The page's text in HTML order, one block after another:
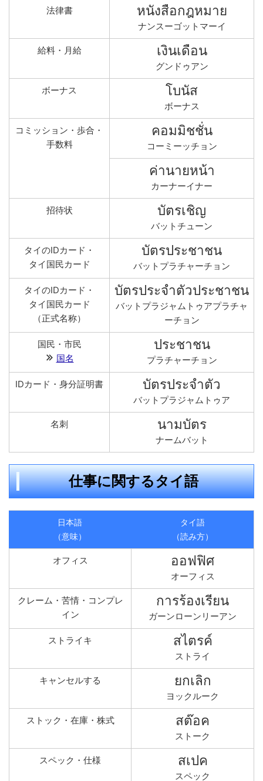
法律書 หนังสือกฎหมาย
ナンスーゴットマーイ
給料・月給 เงินเดือน
グンドゥアン
ボーナス โบนัส
ボーナス
コミッション・歩合・
手数料
คอมมิชชั่น
コーミーッチョン
ค่านายหน้า
カーナーイナー
招待状 บัตรเชิญ
バットチューン
タイのIDカード・
タイ国民カード
บัตรประชาชน
バットプラチャーチョン
タイのIDカード・
タイ国民カード
（正式名称）
บัตรประจำตัวประชาชน
バットプラジャムトゥアプラチャ
ーチョン
国民・市民
国名
ประชาชน
プラチャーチョン
IDカード・身分証明書 บัตรประจำตัว
バットプラジャムトゥア
名刺 นามบัตร
ナームバット
仕事に関するタイ語
日本語
（意味）
タイ語
（読み方）
オフィス ออฟฟิศ
オーフィス
クレーム・苦情・コンプレ
イン
การร้องเรียน
ガーンローンリーアン
ストライキ สไตรค์
ストライ
キャンセルする ยกเลิก
ヨックルーク
ストック・在庫・株式 สต๊อค
ストーク
スペック・仕様 สเปค
スペック